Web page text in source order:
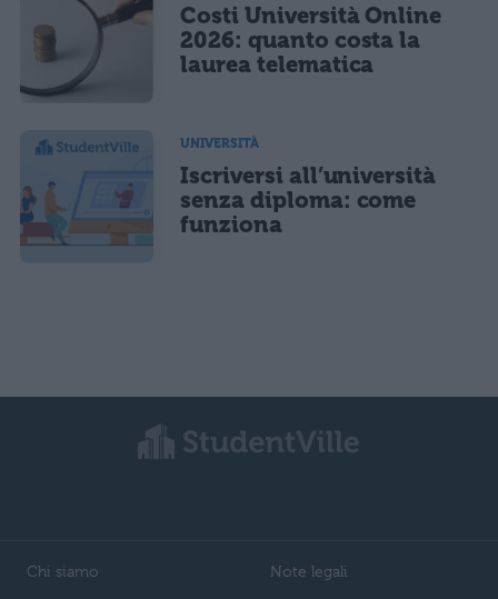
Costi Università Online
2026: quanto costa la
laurea telematica
UNIVERSITÀ
Iscriversi all’università
senza diploma: come
funziona
Chi siamo
Note legali